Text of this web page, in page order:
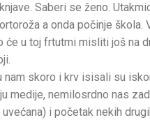
Saberi se ženo.
a onda počinje
u toj frtutmi misliti još na
nam skoro i krv isisali su
medije, nemilosrdno nas
i početak nekih